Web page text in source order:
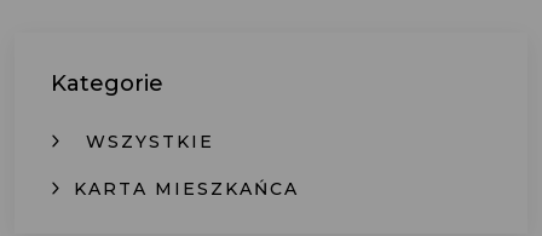
Kategorie
WSZYSTKIE
KARTA MIESZKAŃCA